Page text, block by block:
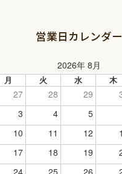
営業日カレンダー